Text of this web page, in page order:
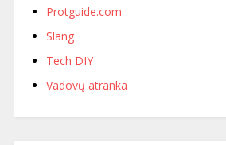
Protguide.com
Slang
Tech DIY
Vadovų atranka